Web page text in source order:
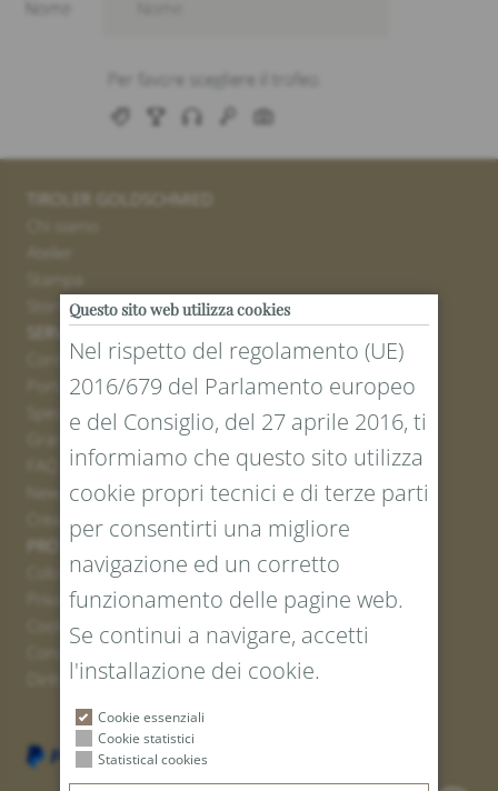
TIROLER GOLDSCHMIED
Stores
SERVICE
Contatto
Portale resi
Spedizione
Grandezze e lunghezze
Newsletter iscrizione
PROTEZIONE LEGALE E DEI DATI
Colofone
Privacy Policy
Cookies
Diritto di recesso
Questo sito web utilizza cookies
Nel rispetto del regolamento (UE)
2016/679 del Parlamento europeo
e del Consiglio, del 27 aprile 2016, ti
informiamo che questo sito utilizza
cookie propri tecnici e di terze parti
per consentirti una migliore
navigazione ed un corretto
funzionamento delle pagine web.
Se continui a navigare, accetti
l'installazione dei cookie.
Cookie essenziali
Cookie statistici
Statistical cookies